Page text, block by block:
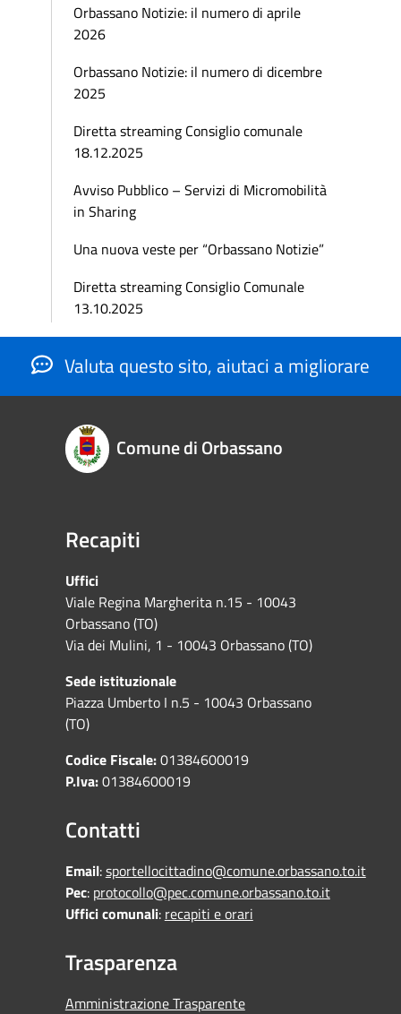
Orbassano Notizie: il numero di aprile
2026
Orbassano Notizie: il numero di dicembre
2025
Diretta streaming Consiglio comunale
18.12.2025
Avviso Pubblico – Servizi di Micromobilità
in Sharing
Una nuova veste per “Orbassano Notizie”
Diretta streaming Consiglio Comunale
13.10.2025
Valuta questo sito, aiutaci a migliorare
Comune di Orbassano
Recapiti
Uffici
Viale Regina Margherita n.15 - 10043
Orbassano (TO)
Via dei Mulini, 1 - 10043 Orbassano (TO)
Sede istituzionale
Piazza Umberto I n.5 - 10043 Orbassano
(TO)
Codice Fiscale:01384600019
P.Iva:01384600019
Contatti
Email:sportellocittadino@comune.orbassano.to.it
Pec: protocollo@pec.comune.orbassano.to.it
Uffici comunali: recapiti e orari
Trasparenza
Amministrazione Trasparente